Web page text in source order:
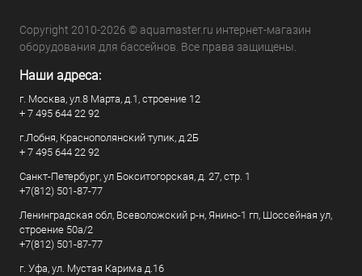
Copyright 2010-2026 © aquamaster.ru интернет-магазин
оборудования для бассейнов. Все права защищены.
Наши адреса:
г. Москва, ул.8 Марта, д.1, строение 12
+ 7 495 644 22 92
г.Лобня, Краснополянский тупик, д.2Б
+ 7 495 644 22 92
Санкт-Петербург, ул Бокситогорская, д. 27, стр. 1
+7(812) 501-87-77
Ленинградская обл, Всеволожский р-н, Янино-1 гп, Шоссейная ул,
строение 50а/2
+7(812) 501-87-77
г. Уфа, ул. Мустая Карима д.16